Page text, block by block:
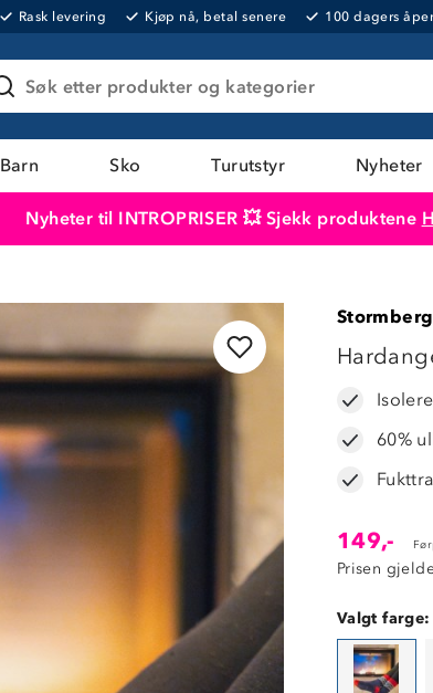
Rask levering Kjøp nå, betal senere 100 dagers
Søk etter produkter og kategorier
Barn Sko Turutstyr Nyheter
Nyheter til INTROPRISER 💥 Sjekk produktene
Stormberg
60%
149,-
Prisen
Valgt farge: